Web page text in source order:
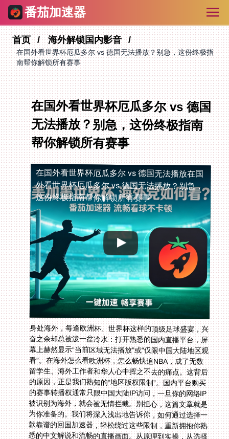
番茄加速器
首页 海外解锁国内影音
在国外看世界杯厄瓜多尔 vs 德国无法播放？别急，这份终极指
南帮你解锁所有赛事
在国外看世界杯厄瓜多尔 vs 德国
无法播放？别急，这份终极指南
帮你解锁所有赛事
在国外看世界杯厄瓜多尔 vs 德国无法播放在国
外看世界杯厄瓜多尔 vs 德国无法播放？别急，
这份终极指南帮你解锁所有赛事
身处海外，每逢欧洲杯、世界杯这样的顶级足球盛宴，兴
奋之余却总被泼一盆冷水：打开熟悉的国内直播平台，屏
幕上赫然显示“当前区域无法播放”或“仅限中国大陆地区观
看”。在海外怎么看欧洲杯，怎么畅快追NBA，成了无数
留学生、海外工作者和华人心中挥之不去的痛点。这背后
的原因，正是我们熟知的“地区版权限制”。国内平台购买
的赛事转播权通常只限中国大陆IP访问，一旦你的网络IP
被识别为海外，就会被无情拦截。别担心，这篇文章就是
为你准备的。我们将深入浅出地告诉你，如何通过选择一
款靠谱的回国加速器，轻松绕过这些限制，重新拥抱你熟
悉的中文解说和流畅的直播画面。从原理到实操，从选择